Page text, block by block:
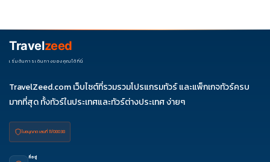
ช่วงราคา ไม่ควรเทียบจากราคาต่ำสุดเพียงอย่างเดียว
Travelzeed
เริ่มต้นการเดินทางของคุณได้ที่นี่
TravelZeed.com เว็บไซต์ที่รวมรวมโปรแกรมทัวร์ และแพ็กเกจทัวร์ครบ
มากที่สุด ทั้งทัวร์ในประเทศและทัวร์ต่างประเทศ ง่ายๆ
ใบอนุญาต เลขที่ 11/08038
ที่อยู่